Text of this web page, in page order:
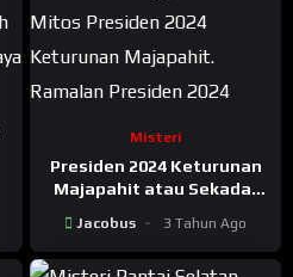
Misteri
Presiden 2024 Keturunan
Majapahit atau Sekadar
Jacobus 3 Tahun Ago